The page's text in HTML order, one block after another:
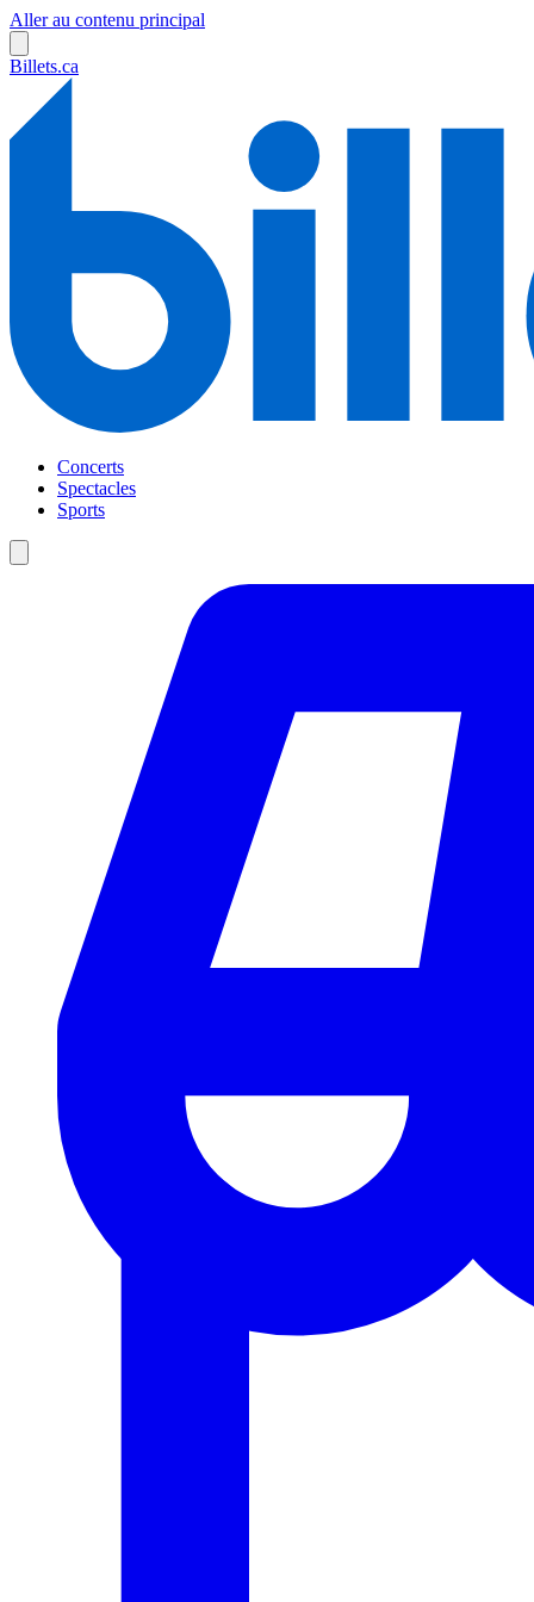
Aller au contenu principal
Billets.ca
Concerts
Spectacles
Sports